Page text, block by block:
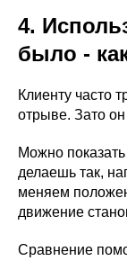
4.
было -
Клиенту часто
отрыве. Зато
Можно
делаешь так,
меняем
движение
Сравнение